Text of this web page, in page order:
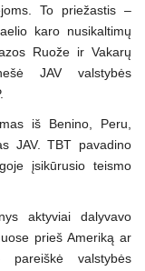
To priežastis –
karo nusikaltimų
Ruože ir Vakarų
JAV valstybės
iš Benino, Peru,
JAV. TBT pavadino
įsikūrusio teismo
aktyviai dalyvavo
prieš Ameriką ar
valstybės